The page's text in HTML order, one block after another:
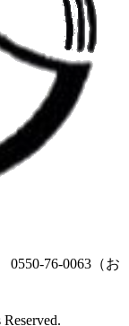
0550-76-0063（お